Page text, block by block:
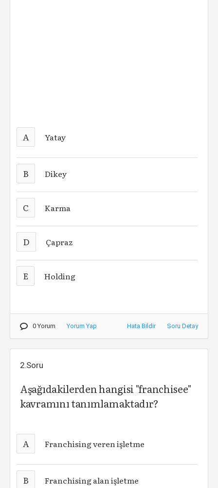
A Yatay
B Dikey
C Karma
D Çapraz
E Holding
0 Yorum Yorum Yap Hata Bildir Soru Detay
2.Soru
Aşağıdakilerden hangisi "franchisee"
kavramını tanımlamaktadır?
A Franchising veren işletme
B Franchising alan işletme